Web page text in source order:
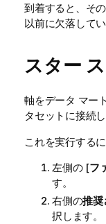
到着すると、そ
以前に欠落して
スター
軸をデータ マー
タセットに接続
これを実行する
左側の [フ
す。
右側の推奨
択します。